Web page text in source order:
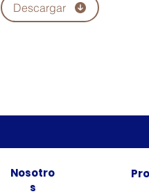
Descargar
Nosotro
s